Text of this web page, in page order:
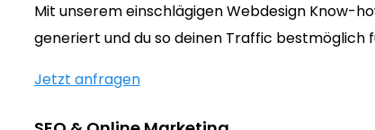
Mit unserem einschlägigen Webdesign Know-
generiert und du so deinen Traffic bestmöglich
Jetzt anfragen